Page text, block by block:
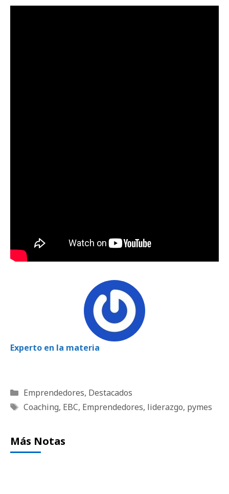
Experto en la materia
Categorías
Emprendedores, Destacados
Etiquetas
Coaching, EBC, Emprendedores, liderazgo, pymes
Más Notas